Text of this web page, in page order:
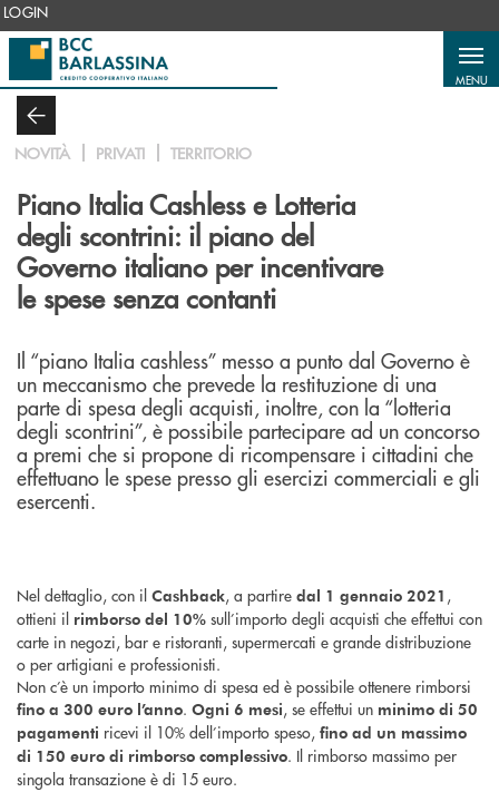
Salta al contenuto principale
LOGIN
MENU
NOVITÀ PRIVATI TERRITORIO
Piano Italia Cashless e Lotteria
degli scontrini: il piano del
Governo italiano per incentivare
le spese senza contanti
Il “piano Italia cashless” messo a punto dal Governo è
un meccanismo che prevede la restituzione di una
parte di spesa degli acquisti, inoltre, con la “lotteria
degli scontrini”, è possibile partecipare ad un concorso
a premi che si propone di ricompensare i cittadini che
effettuano le spese presso gli esercizi commerciali e gli
esercenti.
Nel dettaglio, con il Cashback, a partire dal 1 gennaio 2021 ,
ottieni il rimborso del 10% sull’importo degli acquisti che effettui con
carte in negozi, bar e ristoranti, supermercati e grande distribuzione
o per artigiani e professionisti.
Non c’è un importo minimo di spesa ed è possibile ottenere rimborsi
fino a 300 euro l’anno. Ogni 6 mesi, se effettui un minimo di 50
pagamenti ricevi il 10% dell’importo speso, fino ad un massimo
di 150 euro di rimborso complessivo. Il rimborso massimo per
singola transazione è di 15 euro.